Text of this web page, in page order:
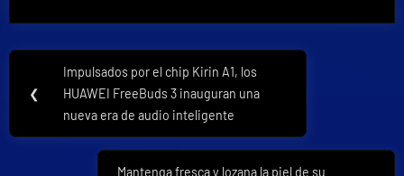
Navegación
de
entradas
❮
Previous
Post:
Impulsados por el chip Kirin A1, los
HUAWEI FreeBuds 3 inauguran una
nueva era de audio inteligente
Mantenga fresca y lozana la piel de su